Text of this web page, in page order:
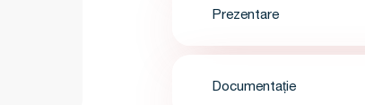
Prezentare
Documentație